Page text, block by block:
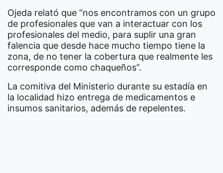
Ojeda relató que “nos encontramos con un grupo
de profesionales que van a interactuar con los
profesionales del medio, para suplir una gran
falencia que desde hace mucho tiempo tiene la
zona, de no tener la cobertura que realmente les
corresponde como chaqueños”.
La comitiva del Ministerio durante su estadía en
la localidad hizo entrega de medicamentos e
insumos sanitarios, además de repelentes.